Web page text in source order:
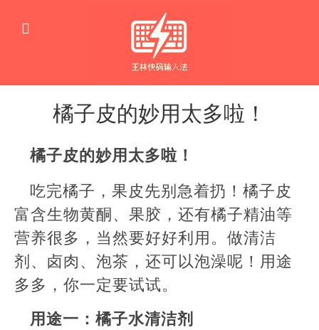
橘子皮的妙用太多啦！
橘子皮的妙用太多啦！
吃完橘子，果皮先别急着扔！橘子皮
富含生物黄酮、果胶，还有橘子精油等
营养很多，当然要好好利用。做清洁
剂、卤肉、泡茶，还可以泡澡呢！用途
多多，你一定要试试。
用途一：橘子水清洁剂